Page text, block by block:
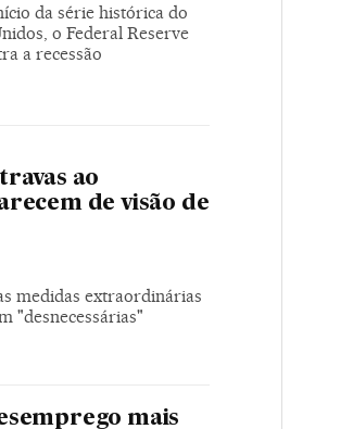
da série histórica do
o Federal Reserve
a recessão
ao
de visão de
medidas extraordinárias
"desnecessárias"
mais